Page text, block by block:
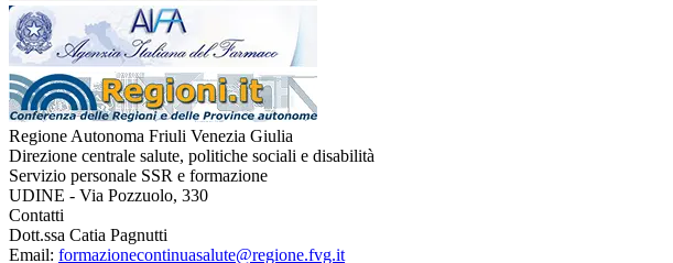
Regione Autonoma Friuli Venezia Giulia
Direzione centrale salute, politiche sociali e disabilità
Servizio personale SSR e formazione
UDINE - Via Pozzuolo, 330
Contatti
Dott.ssa Catia Pagnutti
Email: formazionecontinuasalute@regione.fvg.it